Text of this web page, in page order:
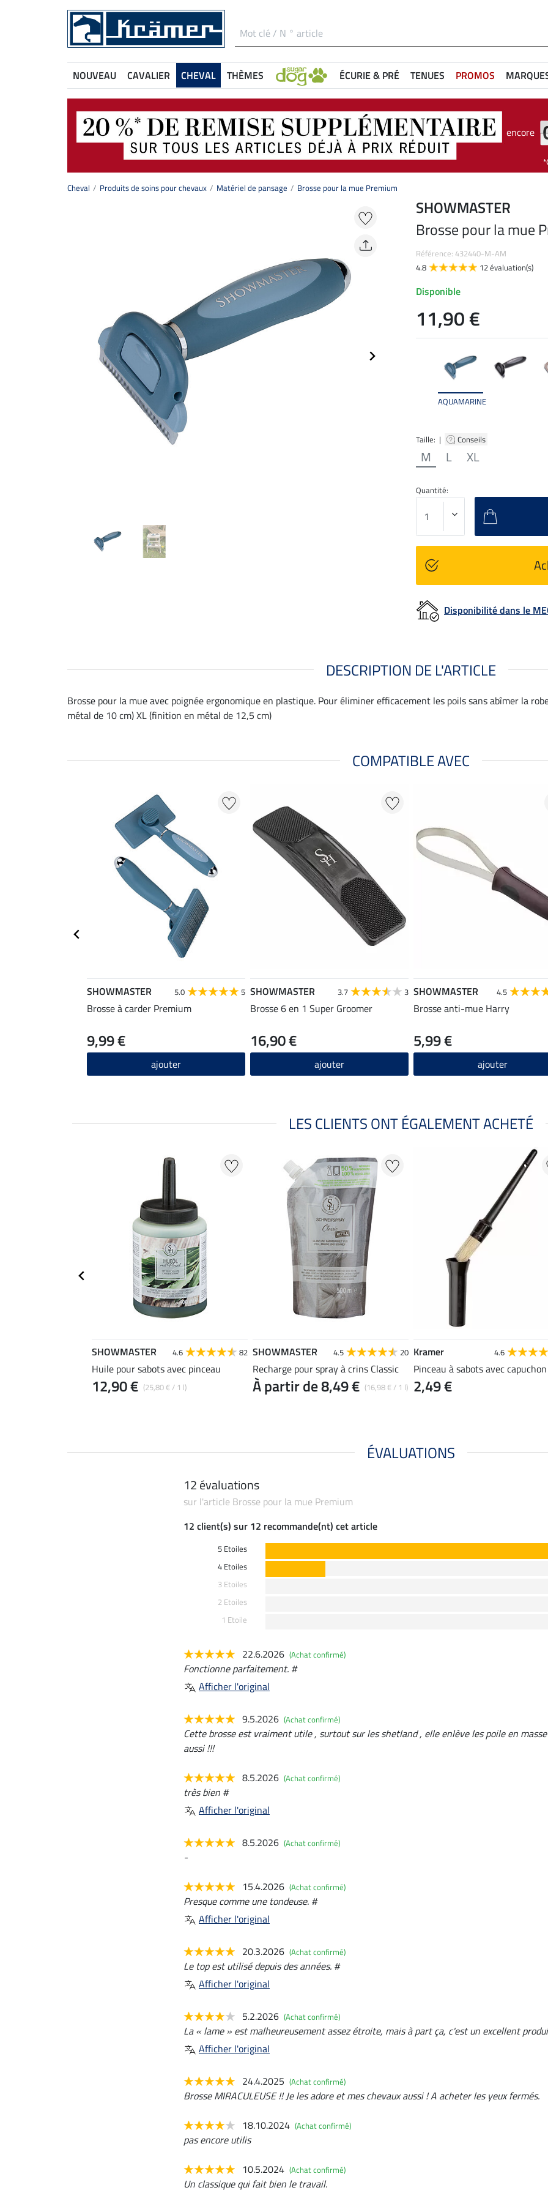
NOUVEAU CAVALIER CHEVAL THÈMES ÉCURIE & PRÉ TENUES PROMOS
encore
Cheval Produits de soins pour chevaux Matériel de pansage Brosse pour la mue Premium
AQUAMARINE
Taille: | Conseils
M L XL
SHOWMASTER
Brosse pour la mue
Référence: 432440-M-AM
4.8
12 évaluation(s)
Disponible
11,90 €
Quantité:
Disponibilité dans le
DESCRIPTION DE L'ARTICLE
Brosse pour la mue avec poignée ergonomique en plastique. Pour éliminer efficacement les poils sans abîmer la
métal de 10 cm) XL (finition en métal de 12,5 cm)
COMPATIBLE AVEC
SHOWMASTER 5.0 5
Brosse à carder Premium
9,99 €
ajouter
SHOWMASTER 3.7 3
Brosse 6 en 1 Super Groomer
16,90 €
ajouter
SHOWMASTER 4.5
Brosse anti-mue Harry
5,99 €
ajouter
LES CLIENTS ONT ÉGALEMENT ACHETÉ
SHOWMASTER 4.6 82
Huile pour sabots avec pinceau
(25,80 € / 1 l)
12,90 €
SHOWMASTER 4.5 20
Recharge pour spray à crins Classic
(16,98 € / 1 l)
À partir de 8,49 €
Kramer 4.6
Pinceau à sabots avec capuchon
2,49 €
ÉVALUATIONS
12 évaluations
sur l'article Brosse pour la mue Premium
12 client(s) sur 12 recommande(nt) cet article
5 Etoiles
4 Etoiles
3 Etoiles
2 Etoiles
1 Etoile
22.6.2026 (Achat confirmé)
Fonctionne parfaitement. #
Afficher l'original
9.5.2026 (Achat confirmé)
Cette brosse est vraiment utile , surtout sur les shetland , elle enlève les poile en
aussi !!!
8.5.2026 (Achat confirmé)
très bien #
Afficher l'original
8.5.2026 (Achat confirmé)
-
15.4.2026 (Achat confirmé)
Presque comme une tondeuse. #
Afficher l'original
20.3.2026 (Achat confirmé)
Le top est utilisé depuis des années. #
Afficher l'original
5.2.2026 (Achat confirmé)
La « lame » est malheureusement assez étroite, mais à part ça, c'est un excellent
Afficher l'original
24.4.2025 (Achat confirmé)
Brosse MIRACULEUSE !! Je les adore et mes chevaux aussi ! A acheter les yeux fermés.
18.10.2024 (Achat confirmé)
pas encore utilis
10.5.2024 (Achat confirmé)
Un classique qui fait bien le travail.